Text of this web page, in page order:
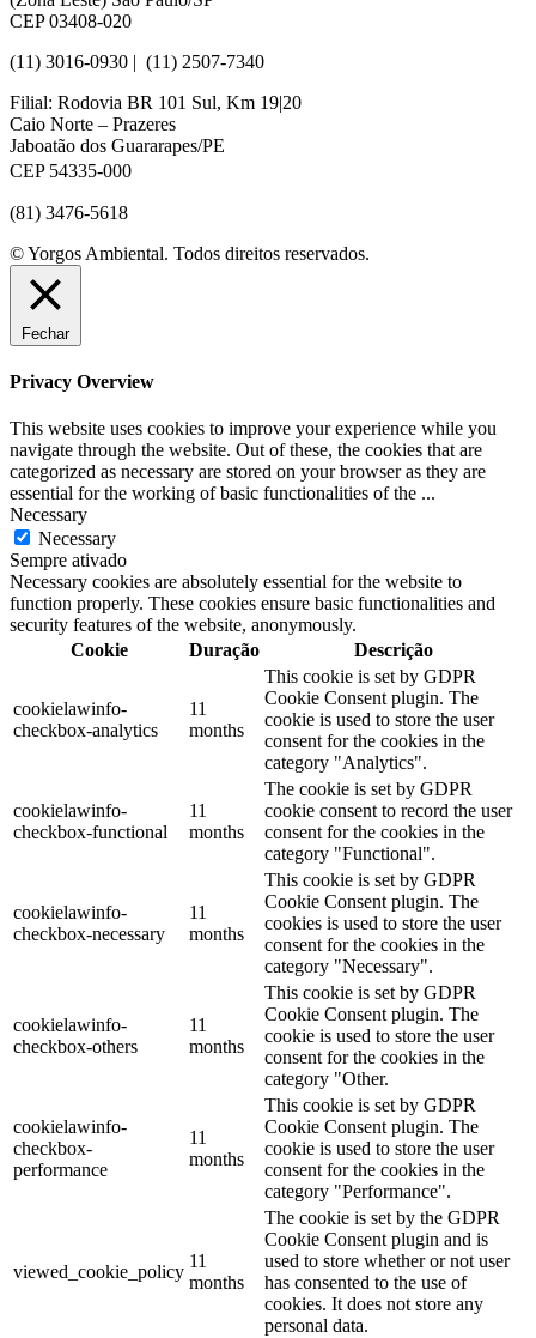
CEP 03408-020
(11) 3016-0930​ | (11) 2507-7340
Filial: Rodovia BR 101 Sul, Km 19|20
Caio Norte – Prazeres
Jaboatão dos Guararapes/PE
CEP 54335-000
(81) 3476-5618
© Yorgos Ambiental. Todos direitos reservados.
Fechar
Privacy Overview
This website uses cookies to improve your experience while you
navigate through the website. Out of these, the cookies that are
categorized as necessary are stored on your browser as they are
essential for the working of basic functionalities of the ...
Necessary
Necessary
Sempre ativado
Necessary cookies are absolutely essential for the website to
function properly. These cookies ensure basic functionalities and
security features of the website, anonymously.
Cookie
Duração Descrição
cookielawinfo-
checkbox-analytics
11
months
This cookie is set by GDPR
Cookie Consent plugin. The
cookie is used to store the user
consent for the cookies in the
category "Analytics".
cookielawinfo-
checkbox-functional
11
months
The cookie is set by GDPR
cookie consent to record the user
consent for the cookies in the
category "Functional".
cookielawinfo-
checkbox-necessary
11
months
This cookie is set by GDPR
Cookie Consent plugin. The
cookies is used to store the user
consent for the cookies in the
category "Necessary".
cookielawinfo-
checkbox-others
11
months
This cookie is set by GDPR
Cookie Consent plugin. The
cookie is used to store the user
consent for the cookies in the
category "Other.
cookielawinfo-
checkbox-
performance
11
months
This cookie is set by GDPR
Cookie Consent plugin. The
cookie is used to store the user
consent for the cookies in the
category "Performance".
viewed_cookie_policy
11
months
The cookie is set by the GDPR
Cookie Consent plugin and is
used to store whether or not user
has consented to the use of
cookies. It does not store any
personal data.